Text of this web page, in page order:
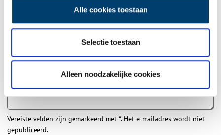
Alle cookies toestaan
Selectie toestaan
Alleen noodzakelijke cookies
Bij inschrijving gaat u akkoord met ons
Aanvullingen
Vul deze informatie aan of geef een reactie.
Vereiste velden zijn gemarkeerd met *. Het e-mailadres wordt niet
gepubliceerd.